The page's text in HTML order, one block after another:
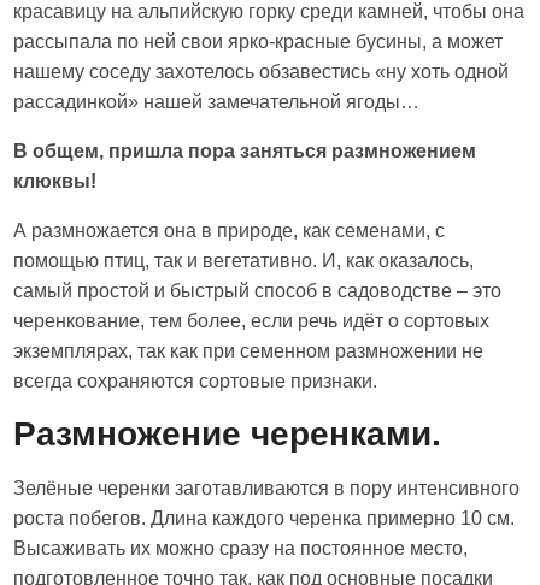
красавицу на альпийскую горку среди камней, чтобы она
рассыпала по ней свои ярко-красные бусины, а может
нашему соседу захотелось обзавестись «ну хоть одной
рассадинкой» нашей замечательной ягоды…
В общем, пришла пора заняться размножением
клюквы!
А размножается она в природе, как семенами, с
помощью птиц, так и вегетативно. И, как оказалось,
самый простой и быстрый способ в садоводстве – это
черенкование, тем более, если речь идёт о сортовых
экземплярах, так как при семенном размножении не
всегда сохраняются сортовые признаки.
Размножение черенками.
Зелёные черенки заготавливаются в пору интенсивного
роста побегов. Длина каждого черенка примерно 10 см.
Высаживать их можно сразу на постоянное место,
подготовленное точно так, как под основные посадки